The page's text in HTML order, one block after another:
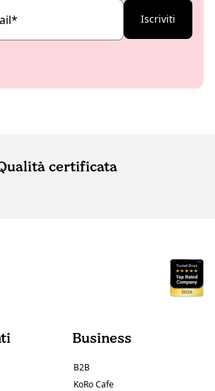
* Iscriviti
certificata
Business
B2B
KoRo Cafe